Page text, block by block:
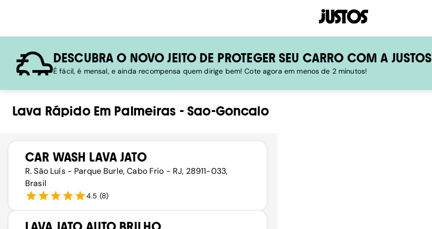
DESCUBRA O NOVO JEITO DE PROTEGER SEU CARRO COM A JUSTOS
É fácil, é mensal, e ainda recompensa quem dirige bem! Cote agora em menos de 2 minutos!
Lava RápidoEm Palmeiras - Sao-Goncalo
CAR WASH LAVA JATO
R. São Luís - Parque Burle, Cabo Frio - RJ, 28911-033,
Brasil
4.5 (8)